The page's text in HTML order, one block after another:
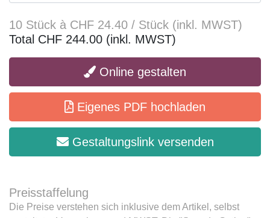
10 Stück à CHF 24.40 / Stück (inkl. MWST)
Total CHF 244.00 (inkl. MWST)
Online gestalten
Eigenes PDF hochladen
Gestaltungslink versenden
Preisstaffelung
Die Preise verstehen sich inklusive dem Artikel, selbst